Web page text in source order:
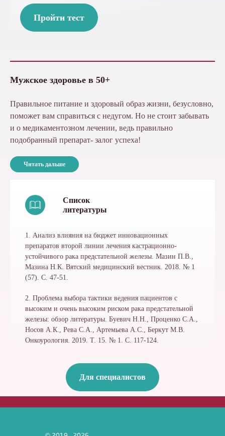
Пройти тест
Мужское здоровье в 50+
Правильное питание и здоровый образ жизни, безусловно,
поможет вам справиться с недугом. Но не стоит забывать
и о медикаментозном лечении, ведь правильно
подобранный препарат- залог успеха!
Читать дальше
Список
литературы
1. Анализ влияния на бюджет инновационных
препаратов второй линии лечения кастрационно-
устойчивого рака предстательной железы. Мазин П.В.,
Мазина Н.К. Вятский медицинский вестник. 2018. № 1
(57). С. 47-51.
2. Проблема выбора тактики ведения пациентов с
высоким и очень высоким риском рака предстательной
железы: обзор литературы. Буевич Н.Н., Проценко С.А.,
Носов А.К., Рева С.А., Артемьева А.С., Беркут М.В.
Онкоурология. 2019. Т. 15. № 1. С. 117-124.
Для специалистов